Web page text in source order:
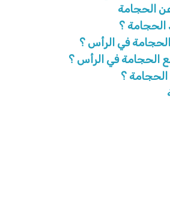
الحجامة
الحجامة ؟
في الرأس ؟
الحجامة في الرأس ؟
؟